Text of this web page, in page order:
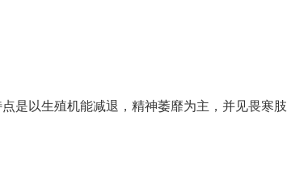
是以生殖机能减退，精神萎靡为主，并见畏寒肢